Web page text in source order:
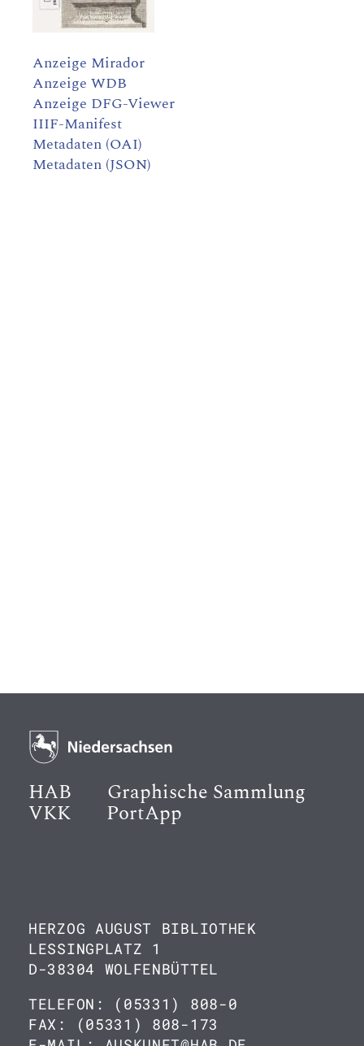
Anzeige Mirador
Anzeige WDB
Anzeige DFG-Viewer
IIIF-Manifest
Metadaten (OAI)
Metadaten (JSON)
HAB Graphische Sammlung
VKK PortApp
HERZOG AUGUST BIBLIOTHEK
LESSINGPLATZ 1
D-38304 WOLFENBÜTTEL
TELEFON: (05331) 808-0
FAX: (05331) 808-173